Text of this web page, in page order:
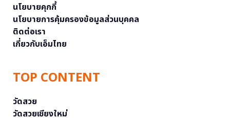
นโยบายคุกกี้
นโยบายการคุ้มครองข้อมูลส่วนบุคคล
ติดต่อเรา
เกี่ยวกับเอ็มไทย
TOP CONTENT
วัดสวย
วัดสวยเชียงใหม่